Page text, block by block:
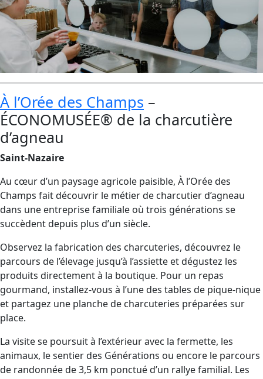
À l’Orée des Champs –
ÉCONOMUSÉE® de la charcutière
d’agneau
Saint-Nazaire
Au cœur d’un paysage agricole paisible, À l’Orée des
Champs fait découvrir le métier de charcutier d’agneau
dans une entreprise familiale où trois générations se
succèdent depuis plus d’un siècle.
Observez la fabrication des charcuteries, découvrez le
parcours de l’élevage jusqu’à l’assiette et dégustez les
produits directement à la boutique. Pour un repas
gourmand, installez-vous à l’une des tables de pique-nique
et partagez une planche de charcuteries préparées sur
place.
La visite se poursuit à l’extérieur avec la fermette, les
animaux, le sentier des Générations ou encore le parcours
de randonnée de 3,5 km ponctué d’un rallye familial. Les